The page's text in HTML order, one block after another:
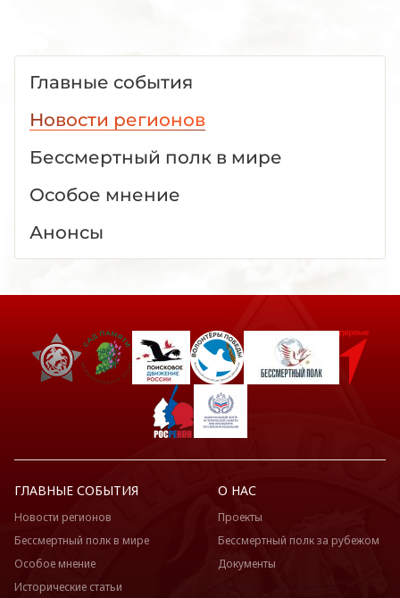
Главные события
Новости регионов
Бессмертный полк в мире
Особое мнение
Анонсы
ГЛАВНЫЕ СОБЫТИЯ
Новости регионов
Бессмертный полк в мире
Особое мнение
Исторические статьи
О НАС
Проекты
Бессмертный полк за рубежом
Документы